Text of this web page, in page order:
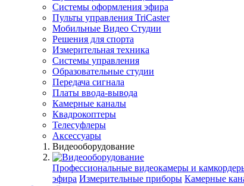
Системы оформления эфира
Пульты управления TriCaster
Мобильные Видео Студии
Решения для спорта
Измерительная техника
Системы управления
Образовательные студии
Передача сигнала
Платы ввода-вывода
Камерные каналы
Квадрокоптеры
Телесуфлеры
Аксессуары
Видеооборудование
Профессиональные видеокамеры и
эфира Измерительные приборы Камерные